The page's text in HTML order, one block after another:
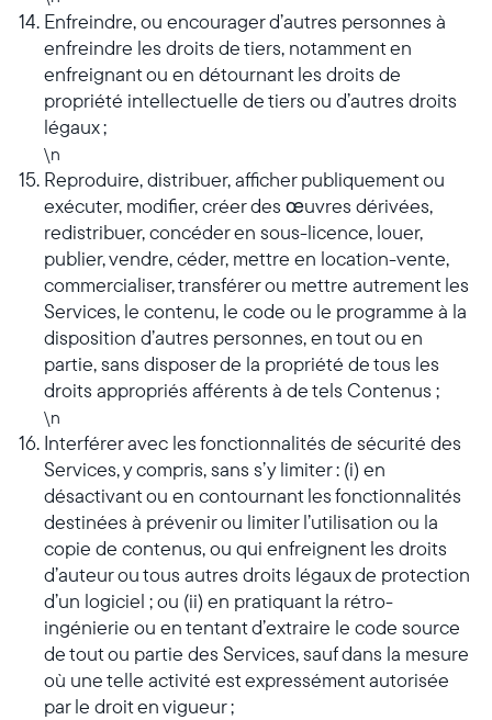
Enfreindre, ou encourager d’autres personnes à
enfreindre les droits de tiers, notamment en
enfreignant ou en détournant les droits de
propriété intellectuelle de tiers ou d’autres droits
légaux ;
\n
Reproduire, distribuer, afficher publiquement ou
exécuter, modifier, créer des œuvres dérivées,
redistribuer, concéder en sous-licence, louer,
publier, vendre, céder, mettre en location-vente,
commercialiser, transférer ou mettre autrement les
Services, le contenu, le code ou le programme à la
disposition d’autres personnes, en tout ou en
partie, sans disposer de la propriété de tous les
droits appropriés afférents à de tels Contenus ;
\n
Interférer avec les fonctionnalités de sécurité des
Services, y compris, sans s’y limiter : (i) en
désactivant ou en contournant les fonctionnalités
destinées à prévenir ou limiter l’utilisation ou la
copie de contenus, ou qui enfreignent les droits
d’auteur ou tous autres droits légaux de protection
d’un logiciel ; ou (ii) en pratiquant la rétro-
ingénierie ou en tentant d’extraire le code source
de tout ou partie des Services, sauf dans la mesure
où une telle activité est expressément autorisée
par le droit en vigueur ;